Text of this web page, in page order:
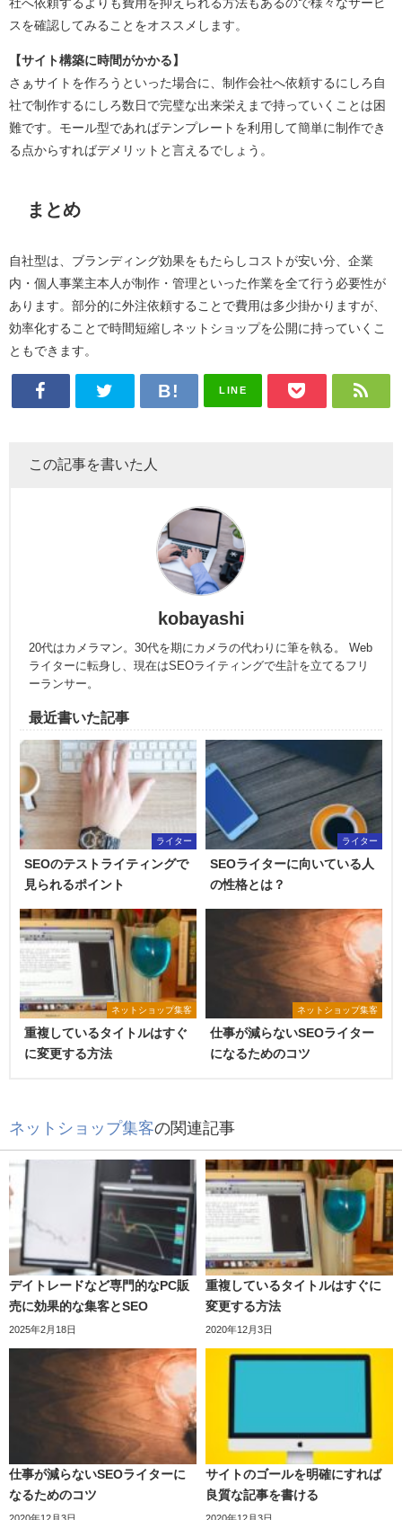
スを確認してみることをオススメします。
【サイト構築に時間がかかる】
さぁサイトを作ろうといった場合に、制作会社へ依頼するにしろ自
社で制作するにしろ数日で完璧な出来栄えまで持っていくことは困
難です。モール型であればテンプレートを利用して簡単に制作でき
る点からすればデメリットと言えるでしょう。
まとめ
自社型は、ブランディング効果をもたらしコストが安い分、企業
内・個人事業主本人が制作・管理といった作業を全て行う必要性が
あります。部分的に外注依頼することで費用は多少掛かりますが、
効率化することで時間短縮しネットショップを公開に持っていくこ
ともできます。
LINE
この記事を書いた人
kobayashi
20代はカメラマン。30代を期にカメラの代わりに筆を執る。 Web
ライターに転身し、現在はSEOライティングで生計を立てるフリ
ーランサー。
最近書いた記事
ライター
SEOのテストライティングで
見られるポイント
ライター
SEOライターに向いている人
の性格とは？
ネットショップ集客
重複しているタイトルはすぐ
に変更する方法
ネットショップ集客
仕事が減らないSEOライター
になるためのコツ
ネットショップ集客の関連記事
デイトレードなど専門的なPC販
売に効果的な集客とSEO
2025年2月18日
重複しているタイトルはすぐに
変更する方法
2020年12月3日
仕事が減らないSEOライターに
なるためのコツ
サイトのゴールを明確にすれば
良質な記事を書ける